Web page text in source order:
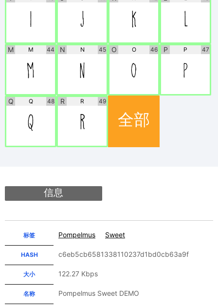
I J K L
M M 44
M
N N 45
N
O O 46
O
P P 47
P
Q Q 48
Q
R R 49
R 全部
信息
标签 Pompelmus Sweet
HASH c6eb5cb6581338110237d1bd0cb63a9f
大小 122.27 Kbps
名称 Pompelmus Sweet DEMO